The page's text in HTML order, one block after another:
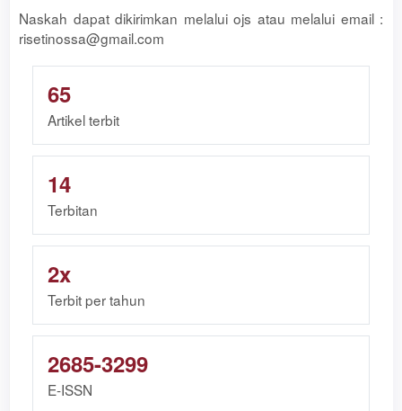
Naskah dapat dikirimkan melalui ojs atau melalui email :
risetinossa@gmail.com
65
Artikel terbit
14
Terbitan
2x
Terbit per tahun
2685-3299
E-ISSN